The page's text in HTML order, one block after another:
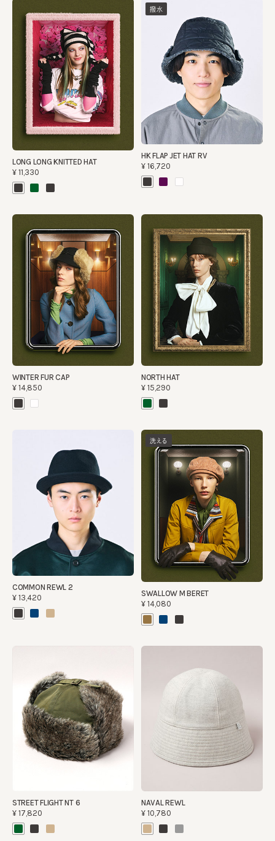
LONG LONG KNITTED HAT
¥11,330
撥水
HK FLAP JET HAT RV
¥16,720
WINTER FUR CAP
¥14,850
NORTH HAT
¥15,290
COMMON REWL 2
¥13,420
洗える
SWALLOW M BERET
¥14,080
STREET FLIGHT NT 6
¥17,820
NAVAL REWL
¥10,780